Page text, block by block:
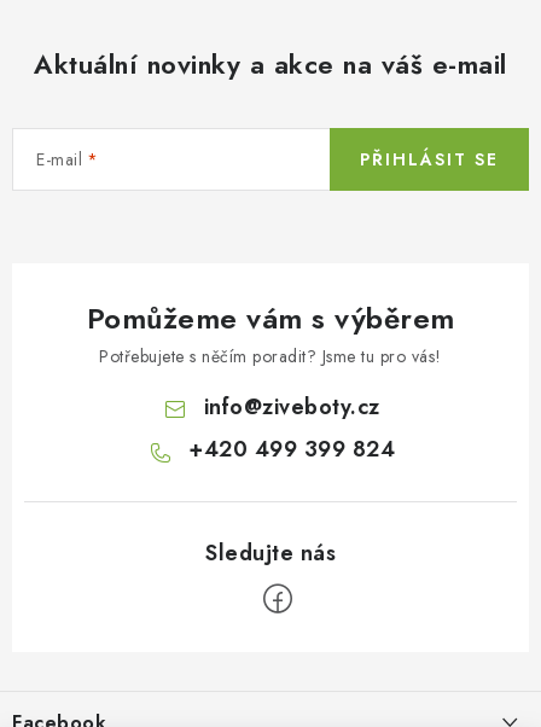
Aktuální novinky a akce na váš e-mail
E-mail PŘIHLÁSIT SE
Pomůžeme vám s výběrem
Potřebujete s něčím poradit? Jsme tu pro vás!
info@ziveboty.cz
+420 499 399 824